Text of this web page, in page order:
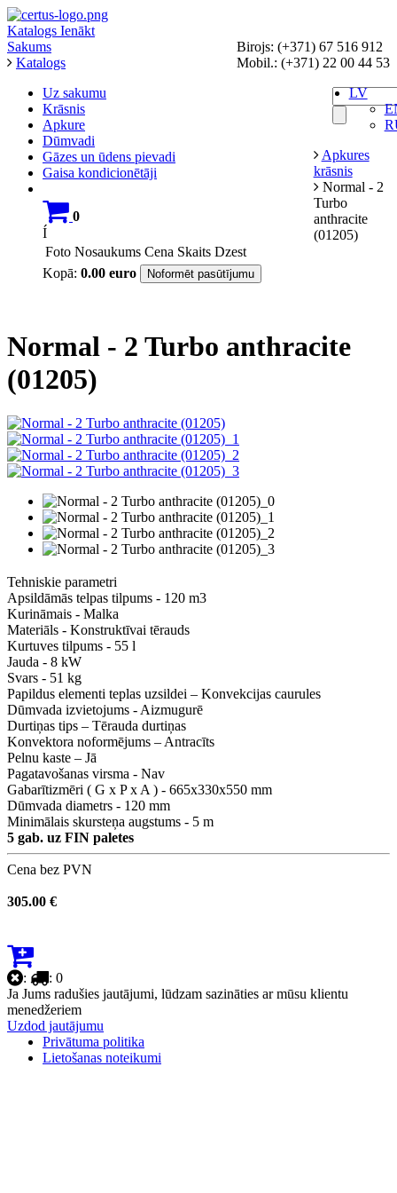
Katalogs Ienākt
Birojs: (+371) 67 516 912
Mobil.: (+371) 22 00 44 53
Uz sakumu
Krāsnis
Apkure
Dūmvadi
Gāzes un ūdens pievadi
Gaisa kondicionētāji
0
Í
Foto Nosaukums Cena Skaits Dzest
Kopā: 0.00 euro Noformēt pasūtījumu
LV
Sakums
Katalogs
Apkures
krāsnis
Normal - 2
Turbo
anthracite
(01205)
Normal - 2 Turbo anthracite
(01205)
Tehniskie parametri
Apsildāmās telpas tilpums - 120 m3
Kurināmais - Malka
Materiāls - Konstruktīvai tērauds
Kurtuves tilpums - 55 l
Jauda - 8 kW
Svars - 51 kg
Papildus elementi teplas uzsildei – Konvekcijas caurules
Dūmvada izvietojums - Aizmugurē
Durtiņas tips – Tērauda durtiņas
Konvektora noformējums – Antracīts
Pelnu kaste – Jā
Pagatavošanas virsma - Nav
Gabarītizmēri ( G x P x A ) - 665х330х550 mm
Dūmvada diametrs - 120 mm
Minimālais skursteņa augstums - 5 m
5 gab. uz FIN paletes
Cena bez PVN
305.00 €
:
: 0
Ja Jums radušies jautājumi, lūdzam sazināties ar mūsu klientu
menedžeriem
Uzdod jautājumu
Privātuma politika
Lietošanas noteikumi